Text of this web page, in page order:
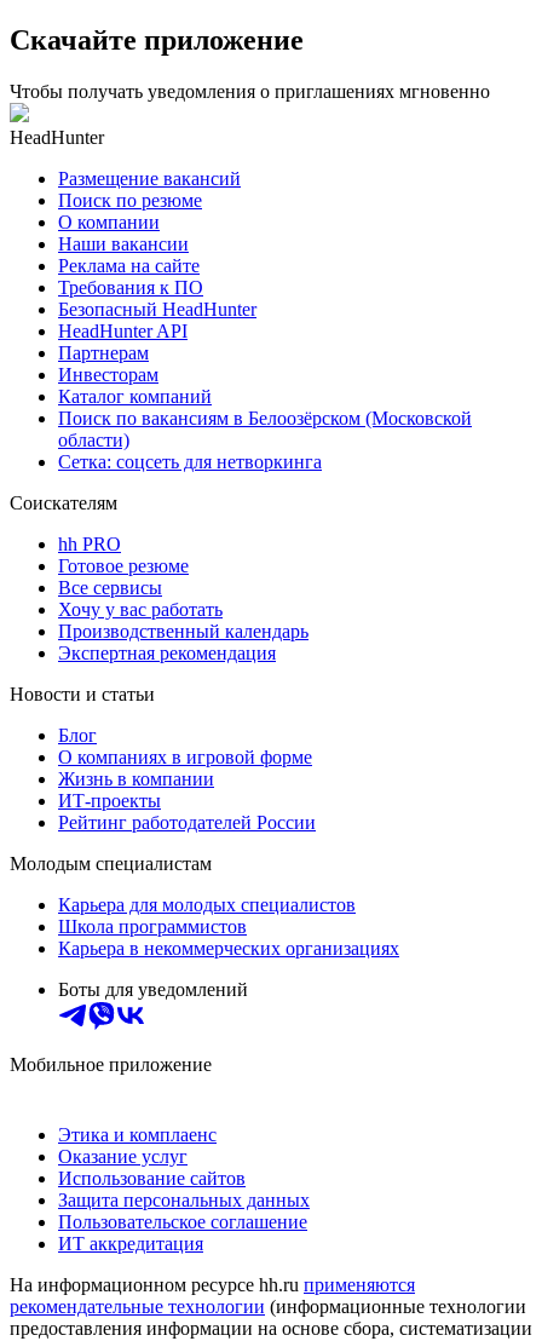
Скачайте приложение
Чтобы получать уведомления о приглашениях мгновенно
HeadHunter
Размещение вакансий
Поиск по резюме
О компании
Наши вакансии
Реклама на сайте
Требования к ПО
Безопасный HeadHunter
HeadHunter API
Партнерам
Инвесторам
Каталог компаний
Поиск по вакансиям в Белоозёрском (Московской
области)
Сетка: соцсеть для нетворкинга
Соискателям
hh PRO
Готовое резюме
Все сервисы
Хочу у вас работать
Производственный календарь
Экспертная рекомендация
Новости и статьи
Блог
О компаниях в игровой форме
Жизнь в компании
ИТ-проекты
Рейтинг работодателей России
Молодым специалистам
Карьера для молодых специалистов
Школа программистов
Карьера в некоммерческих организациях
Боты для уведомлений
Мобильное приложение
Этика и комплаенс
Оказание услуг
Использование сайтов
Защита персональных данных
Пользовательское соглашение
ИТ аккредитация
На информационном ресурсе hh.ru применяются
рекомендательные технологии (информационные технологии
предоставления информации на основе сбора, систематизации